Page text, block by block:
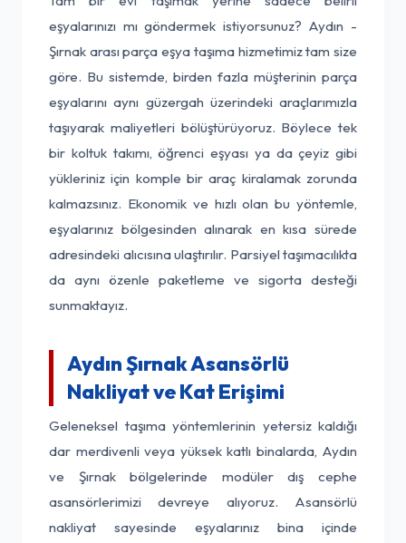
eşyalarınızı mı göndermek istiyorsunuz? Aydın -
Şırnak arası parça eşya taşıma hizmetimiz tam size
göre. Bu sistemde, birden fazla müşterinin parça
eşyalarını aynı güzergah üzerindeki araçlarımızla
taşıyarak maliyetleri bölüştürüyoruz. Böylece tek
bir koltuk takımı, öğrenci eşyası ya da çeyiz gibi
yükleriniz için komple bir araç kiralamak zorunda
kalmazsınız. Ekonomik ve hızlı olan bu yöntemle,
eşyalarınız bölgesinden alınarak en kısa sürede
adresindeki alıcısına ulaştırılır. Parsiyel taşımacılıkta
da aynı özenle paketleme ve sigorta desteği
sunmaktayız.
Aydın Şırnak Asansörlü
Nakliyat ve Kat Erişimi
Geleneksel taşıma yöntemlerinin yetersiz kaldığı
dar merdivenli veya yüksek katlı binalarda, Aydın
ve Şırnak bölgelerinde modüler dış cephe
asansörlerimizi devreye alıyoruz. Asansörlü
nakliyat sayesinde eşyalarınız bina içinde